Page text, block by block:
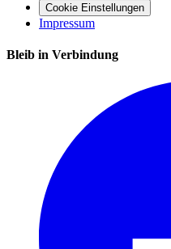
Cookie Einstellungen
Impressum
Bleib in Verbindung